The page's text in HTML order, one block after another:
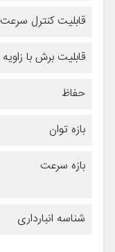
قابلیت کنترل سرعت
قابلیت برش با زاویه
حفاظ
بازه توان
بازه سرعت
شناسه انبارداری